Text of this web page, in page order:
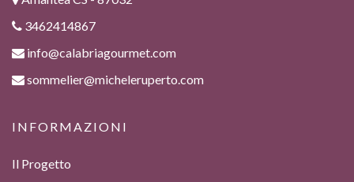
3462414867
info@calabriagourmet.com
sommelier@micheleruperto.com
INFORMAZIONI
Il Progetto